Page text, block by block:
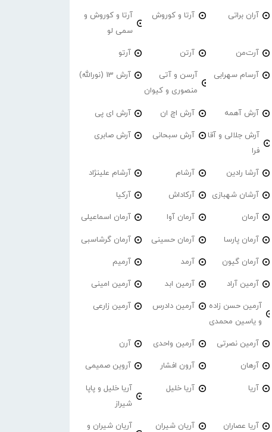
آران براتی آرتا و کوروش
آرتا و کوروش و
سمی لو
آرت‌من آرتن آرتو
آرسام سهرابی
آرسن و آتی
منصوری و کیوان
آرش 13 (نورالله)
آرش آهمه آرش اچ ان آرش ای پی
آرش جلالی و آقا
فرا
آرش سبحانی آرش صابری
آرشا رادین آرشام آرشام علینژاد
آرشان شهبازی آرکاداش آرکیا
آرمان آرمان آوا آرمان اسماعیلی
آرمان پارسا آرمان حسینی آرمان گرشاسبی
آرمان گیون آرمد آرمیم
آرمین آراد آرمین ابد آرمین امینی
آرمین حسن زاده
و یاسین محمدی
آرمین دادرس آرمین زارعی
آرمین نصرتی آرمین واحدی آرن
آرهان آرون افشار آروین صمیمی
آریا آریا خلیل
آریا خلیل و پاپا
شیراز
آریا عصاران آریان شیران
آریان شیران و